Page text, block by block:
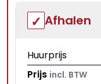
Afhalen
Huurprijs
Prijs incl. BTW